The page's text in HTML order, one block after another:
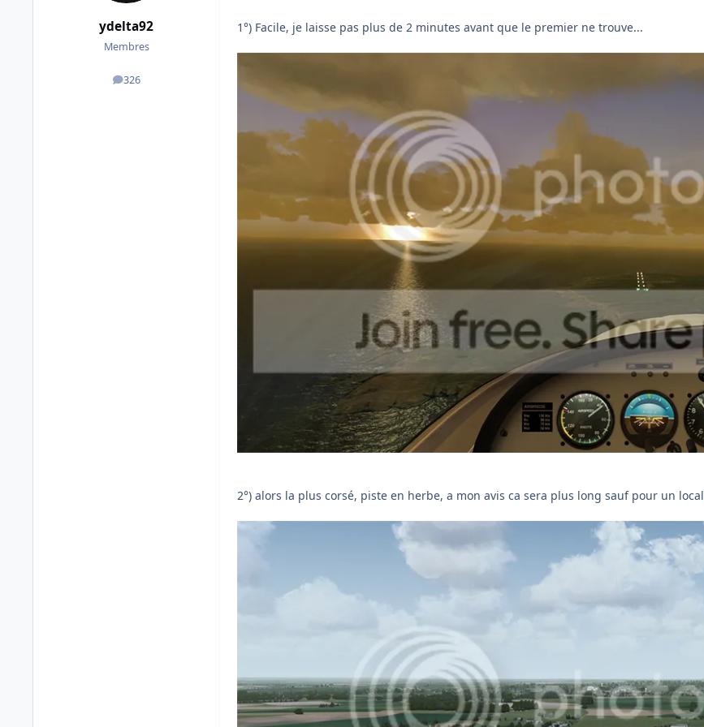
ydelta92
Membres
326
messages
1°) Facile, je laisse pas plus de 2 minutes avant que le premier ne trouve...
2°) alors la plus corsé, piste en herbe, a mon avis ca sera plus long sauf pour un local